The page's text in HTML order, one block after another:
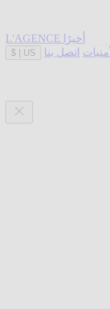
L'AGENCE أخيرًا
US
$ اتصل بنا